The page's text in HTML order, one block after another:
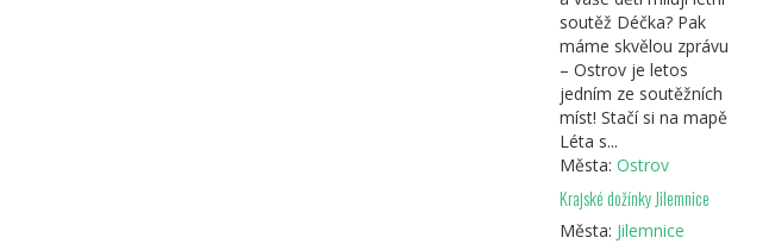
soutěž Déčka? Pak
máme skvělou zprávu
– Ostrov je letos
jedním ze soutěžních
míst! Stačí si na mapě
Léta s...
Města: Ostrov
Krajské dožínky Jilemnice
Města: Jilemnice